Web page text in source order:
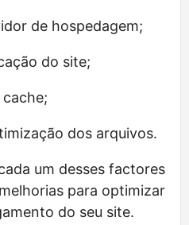
de hospedagem;
do site;
dos arquivos.
um desses factores
para optimizar
do seu site.